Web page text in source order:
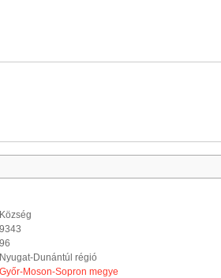
Község
9343
96
Nyugat-Dunántúl régió
Győr-Moson-Sopron megye